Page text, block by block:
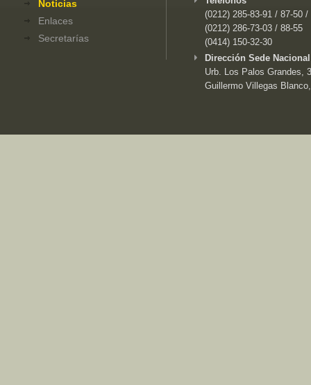
Noticias
Enlaces
Secretarías
(0212) 285-83-91 / 87-50 /
(0212) 286-73-03 / 88-55
(0414) 150-32-30
Dirección Sede
Urb. Los Palos Grandes,
Guillermo Villegas